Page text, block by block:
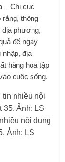
– Chi cục
rằng, thông
địa phương,
để ngày
nhập, địa
hàng hóa tập
cuộc sống.
nội dung
Ảnh: LS